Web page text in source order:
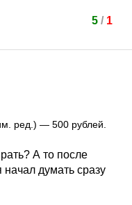
5/ 1
ред.) — 500 рублей.
А то после
думать сразу